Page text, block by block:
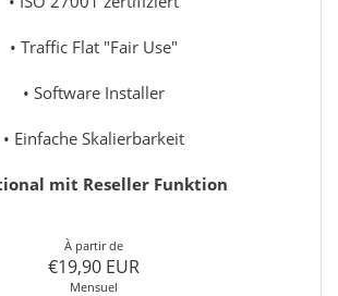
• Traffic Flat "Fair Use"
• Software Installer
• Einfache Skalierbarkeit
mit Reseller Funktion
À partir de
€19,90 EUR
Mensuel